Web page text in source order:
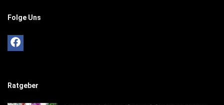
Folge Uns
Ratgeber